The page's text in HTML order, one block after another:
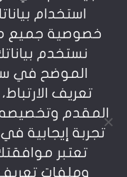
سياسة الخصوصية
عن بالعربي
استخدام
خصوصية جميع
نستخدم
الموضح في
تعريف
المقدم وتخصيصه
تجربة إيجابية
تعتبر
وملفات تعريف